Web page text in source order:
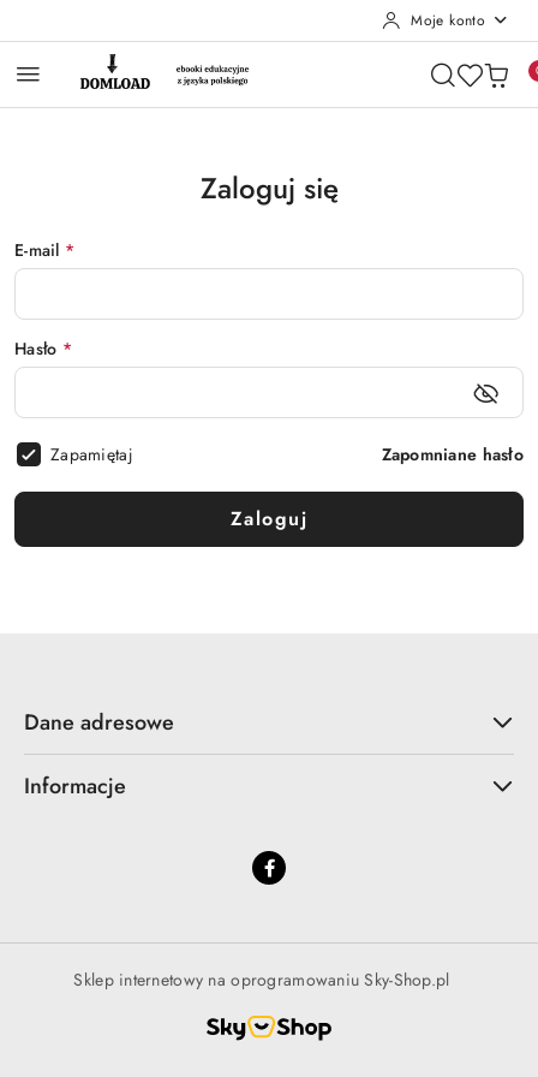
Moje konto
Zaloguj się
E-mail *
Hasło *
Zapamiętaj Zapomniane hasło
Zaloguj
Dane adresowe
Informacje
Sklep internetowy na oprogramowaniu Sky-Shop.pl